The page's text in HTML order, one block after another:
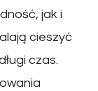
jak i
cieszyć
czas.